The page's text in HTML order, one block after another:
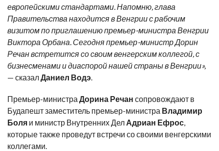
европейскими стандартами. Напомню, глава
Правительства находится в Венгрии с рабочим
визитом по приглашению премьер-министра Венгрии
Виктора Орбана. Сегодня премьер-министр Дорин
Речан встретится со своим венгерским коллегой, с
бизнесменами и диаспорой нашей страны в Венгрии»,
— сказал Даниел Водэ
Премьер-министра Дорина Речан сопровождают в
Будапешт заместитель премьер-министра Владимир
Боля и министр Внутренних Дел Адриан Ефрос
которые также проведут встречи со своими венгерскими
коллегами.